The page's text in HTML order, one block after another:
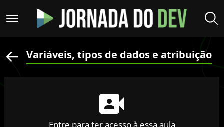
Variáveis, tipos de dados e atribuição
Entre para ter acesso à essa aula